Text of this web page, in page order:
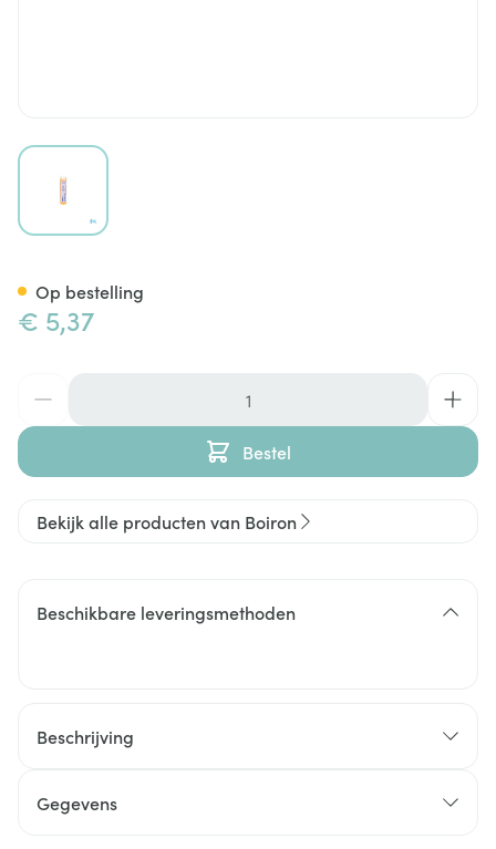
View larger image
€ 5,37
Bestel
Op bestelling
Bekijk alle producten van Boiron
Beschikbare leveringsmethoden
Beschrijving
Gegevens